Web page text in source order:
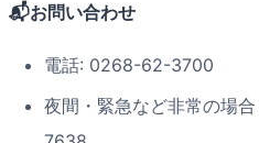
📬お問い合わせ
電話: 0268-62-3700
夜間・緊急など非常の場